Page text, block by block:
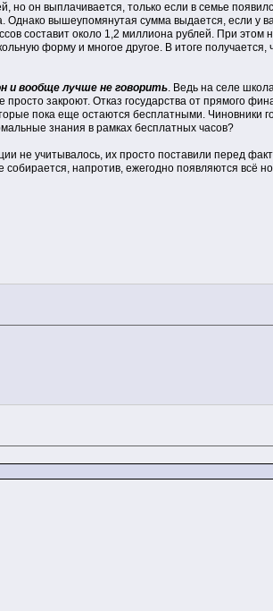
но он выплачивается, только если в семье
вышеупомянутая сумма выдается, если у
составит около 1,2 миллиона рублей. При этом
форму и многое другое. В итоге
и вообще лучше не говорить. Ведь на селе
закроют. Отказ государства от прямого
пока еще остаются бесплатными. Чиновники
знания в рамках бесплатных часов?
не учитывалось, их просто поставили перед
напротив, ежегодно появляются всё